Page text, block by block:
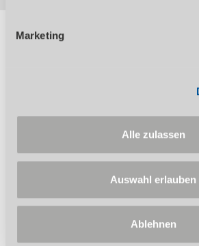
Marketing
Alle zulassen
Auswahl erlauben
Ablehnen
28.05.2026
LuxSkills 2026: